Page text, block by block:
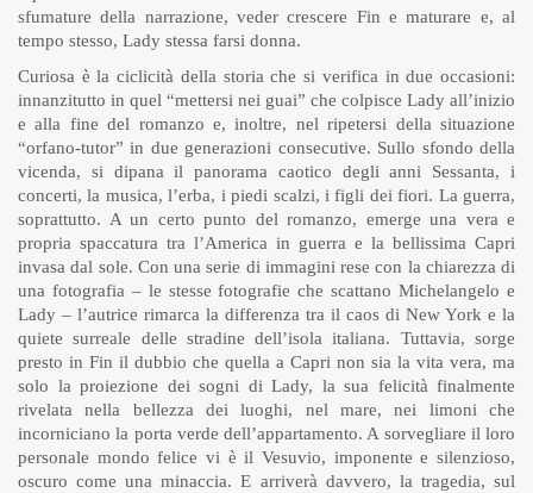
sfumature della narrazione, veder crescere Fin e maturare e, al
tempo stesso, Lady stessa farsi donna.
Curiosa è la ciclicità della storia che si verifica in due occasioni:
innanzitutto in quel “mettersi nei guai” che colpisce Lady all’inizio
e alla fine del romanzo e, inoltre, nel ripetersi della situazione
“orfano-tutor” in due generazioni consecutive. Sullo sfondo della
vicenda, si dipana il panorama caotico degli anni Sessanta, i
concerti, la musica, l’erba, i piedi scalzi, i figli dei fiori. La guerra,
soprattutto. A un certo punto del romanzo, emerge una vera e
propria spaccatura tra l’America in guerra e la bellissima Capri
invasa dal sole. Con una serie di immagini rese con la chiarezza di
una fotografia – le stesse fotografie che scattano Michelangelo e
Lady – l’autrice rimarca la differenza tra il caos di New York e la
quiete surreale delle stradine dell’isola italiana. Tuttavia, sorge
presto in Fin il dubbio che quella a Capri non sia la vita vera, ma
solo la proiezione dei sogni di Lady, la sua felicità finalmente
rivelata nella bellezza dei luoghi, nel mare, nei limoni che
incorniciano la porta verde dell’appartamento. A sorvegliare il loro
personale mondo felice vi è il Vesuvio, imponente e silenzioso,
oscuro come una minaccia. E arriverà davvero, la tragedia, sul